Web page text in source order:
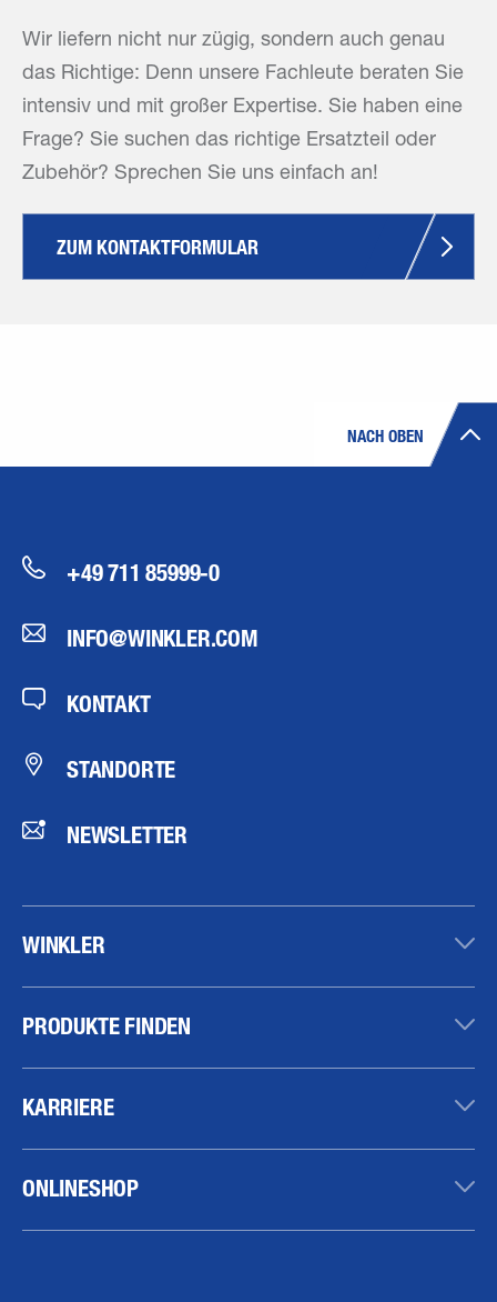
Wir liefern nicht nur zügig, sondern auch genau
das Richtige: Denn unsere Fachleute beraten Sie
intensiv und mit großer Expertise. Sie haben eine
Frage? Sie suchen das richtige Ersatzteil oder
Zubehör? Sprechen Sie uns einfach an!
ZUM KONTAKTFORMULAR
NACH OBEN
+49 711 85999-0
INFO@WINKLER.COM
KONTAKT
STANDORTE
NEWSLETTER
WINKLER
PRODUKTE FINDEN
KARRIERE
ONLINESHOP